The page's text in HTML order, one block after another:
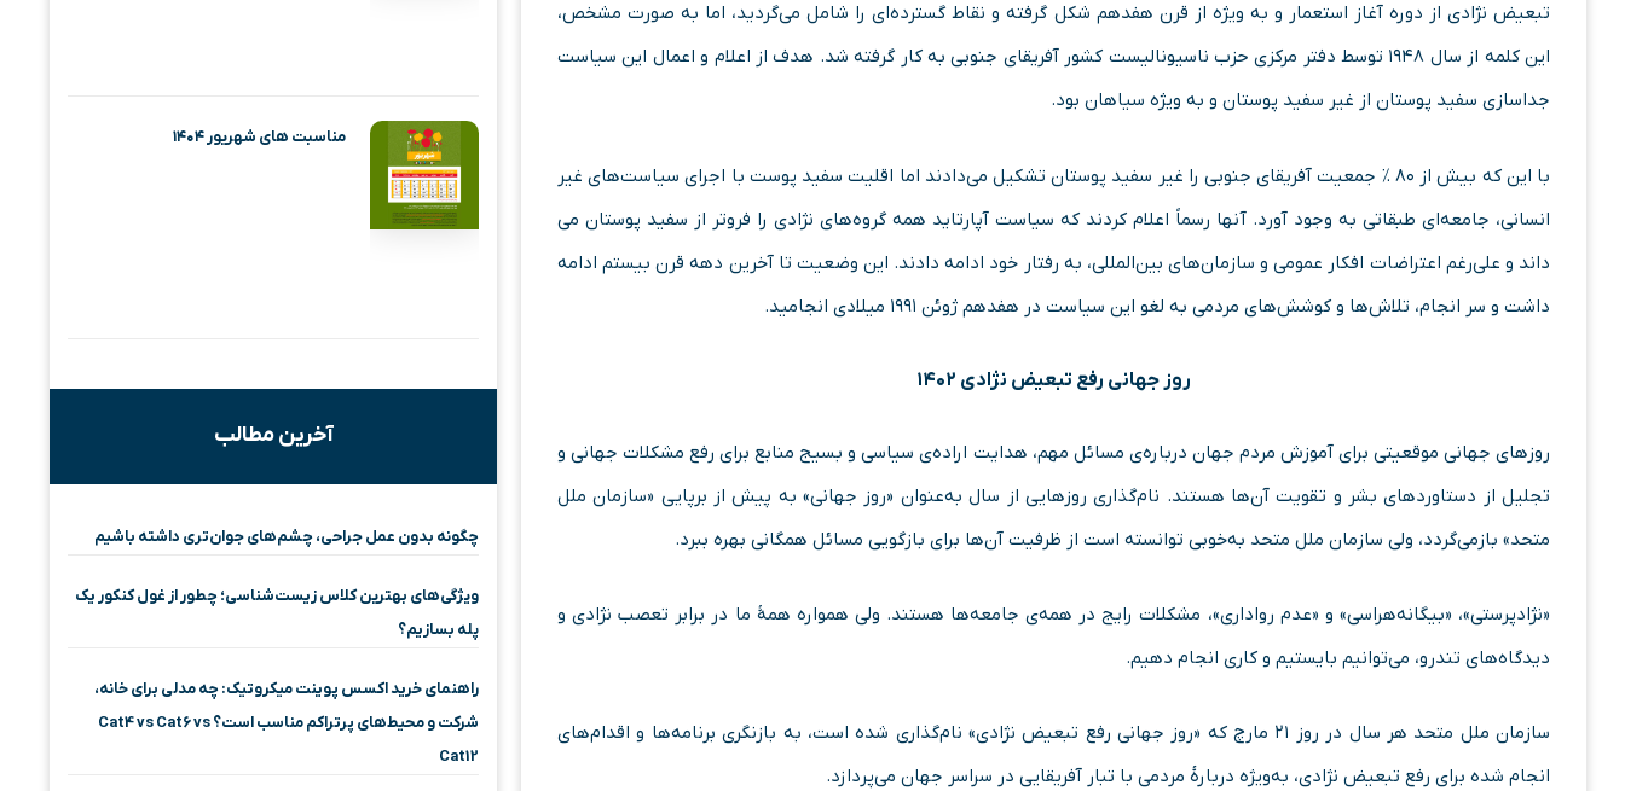
تبعیض نژادی از دوره آغاز استعمار و به ویژه از قرن هفدهم شکل گرفته و نقاط گسترده‌ای را شامل می‌گردید، اما به صورت مشخص،
این کلمه از سال ۱۹۴۸ توسط دفتر مرکزی حزب ناسیونالیست کشور آفریقای جنوبی به کار گرفته شد. هدف از اعلام و اعمال این سیاست
جداسازی سفید پوستان از غیر سفید پوستان و به ویژه سیاهان بود.
با این که بیش از ۸۰ ٪ جمعیت آفریقای جنوبی را غیر سفید پوستان تشکیل می‌دادند اما اقلیت سفید پوست با اجرای سیاست‌های غیر
انسانی، جامعه‌ای طبقاتی به وجود آورد. آنها رسماً اعلام کردند که سیاست آپارتاید همه گروه‌های نژادی را فروتر از سفید پوستان می
داند و علی‌رغم اعتراضات افکار عمومی و سازمان‌های بین‌المللی، به رفتار خود ادامه دادند. این وضعیت تا آخرین دهه قرن بیستم ادامه
داشت و سر انجام، تلاش‌ها و کوشش‌های مردمی به لغو این سیاست در هفدهم ژوئن ۱۹۹۱ میلادی انجامید.
روز جهانی رفع تبعیض نژادی ۱۴۰۲
روزهای جهانی موقعیتی برای آموزش مردم جهان درباره‌ی مسائل مهم، هدایت اراده‌ی سیاسی و بسیج منابع برای رفع مشکلات جهانی و
تجلیل از دستاوردهای بشر و تقویت آن‌ها هستند. نام‌گذاری روزهایی از سال به‌عنوان «روز جهانی» به پیش از برپایی «سازمان ملل
متحد» بازمی‌گردد، ولی سازمان ملل متحد به‌خوبی توانسته است از ظرفیت آن‌ها برای بازگویی مسائل همگانی بهره ببرد.
«نژادپرستی»، «بیگانه‌هراسی» و «عدم رواداری»، مشکلات رایج در همه‌ی جامعه‌ها هستند. ولی همواره همهٔ ما در برابر تعصب نژادی و
دیدگاه‌های تندرو، می‌توانیم بایستیم و کاری انجام دهیم.
سازمان ملل متحد هر سال در روز ۲۱ مارچ که «روز جهانی رفع تبعیض نژادی» نام‌گذاری شده است، به بازنگری برنامه‌ها و اقدام‌های
انجام شده برای رفع تبعیض نژادی، به‌ویژه دربارهٔ مردمی با تبار آفریقایی در سراسر جهان می‌پردازد.
مناسبت های شهریور ۱۴۰۴
آخرین مطالب
چگونه بدون عمل جراحی، چشم‌های جوان‌تری داشته باشیم
ویژگی‌های بهترین کلاس زیست‌شناسی؛ چطور از غول کنکور یک
پله بسازیم؟
راهنمای خرید اکسس پوینت میکروتیک: چه مدلی برای خانه،
شرکت و محیط‌های پرتراکم مناسب است؟ Cat4 vs Cat6 vs
Cat12